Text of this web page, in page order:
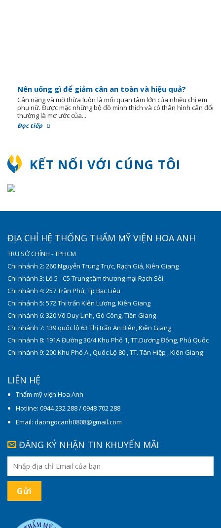
KẾT NỐI VỚI CÚNG TÔI
Nên uống gì để giảm cân an toàn và hiệu quả?
Cân nặng và mỡ thừa luôn là mối quan tâm lớn của nhiều chị em
phụ nữ. Được mặc những bộ đồ mình thích và có thân hình cân đối
thường là mơ ước của...
Đọc tiếp
ĐỊA CHỈ HỆ THỐNG THẨM MỸ VIỆN HOA ANH
TRỤ SỞ CHÍNH - TPHCM
Chi nhánh 2: 260 Nguyễn Trung Trực, Rạch Giá, Kiên Giang
Chi nhánh 3: Lô 5 - C5 Trung tâm thương mại Rạch Sỏi
Chi nhánh 4: 257 Trần Phú, Tp Bạc Liêu
Chi nhánh 5: 572 Thị trấn Kiên Lương, Kiên Giang
Chi nhánh 6: 320 Võ Duy Linh, Gò Công, Tiền Giang
Chi nhánh 7: 139 quốc lộ 63 Thị trấn An Biên, Kiên Giang
Chi nhánh 8: 191A Đường 30/4 Khu Phố 1, TT.Dương Đông, Phú Quốc
Chi nhánh 9: 200 Khu Phố A , Quốc Lộ 80 , TT. Tân Hiệp , Kiên Giang
LIÊN HỆ
Thẩm mỹ viện Hoa Anh
Hotline: 0944 232 288 / 0948 702 288
Email: daongocanh0808@gmail.com
ĐĂNG KÝ NHẬN TIN KHUYẾN MÃI